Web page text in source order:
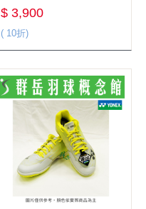
$ 3,900
( 10折)